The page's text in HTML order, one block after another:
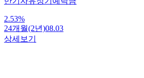
2.53%
24개월(2년)08.03
상세보기